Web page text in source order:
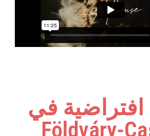
افتراضية في
Földváry-